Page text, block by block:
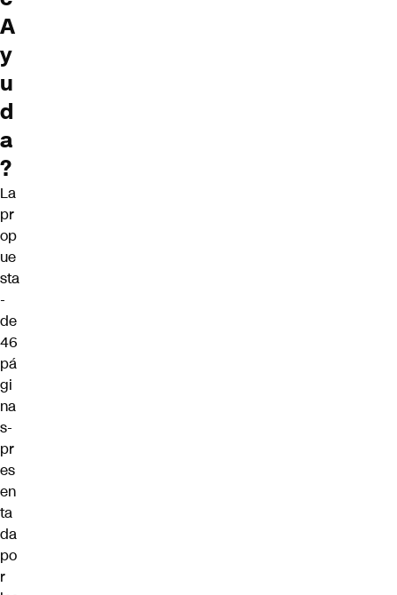
A
y
u
d
a
?
La
pr
op
ue
sta
-
de
46
pá
gi
na
s-
pr
es
en
ta
da
po
r